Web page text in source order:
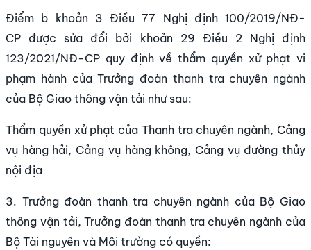
Điểm b khoản 3 Điều 77 Nghị định 100/2019/NĐ-
CP được sửa đổi bởi khoản 29 Điều 2 Nghị định
123/2021/NĐ-CP quy định về thẩm quyền xử phạt vi
phạm hành của Trưởng đoàn thanh tra chuyên ngành
của Bộ Giao thông vận tải như sau:
Thẩm quyền xử phạt của Thanh tra chuyên ngành, Cảng
vụ hàng hải, Cảng vụ hàng không, Cảng vụ đường thủy
nội địa
3. Trưởng đoàn thanh tra chuyên ngành của Bộ Giao
thông vận tải, Trưởng đoàn thanh tra chuyên ngành của
Bộ Tài nguyên và Môi trường có quyền: